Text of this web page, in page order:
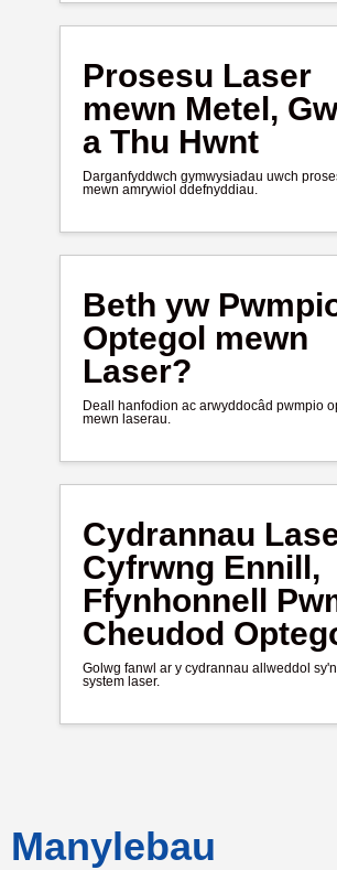
Prosesu Laser
mewn Metel,
a Thu Hwnt
Darganfyddwch gymwysiadau uwch
mewn amrywiol ddefnyddiau.
Beth yw
Optegol mewn
Laser?
Deall hanfodion ac arwyddocâd pwmpio
mewn laserau.
Cydrannau
Cyfrwng Ennill,
Ffynhonnell
Cheudod
Golwg fanwl ar y cydrannau allweddol
system laser.
Manylebau